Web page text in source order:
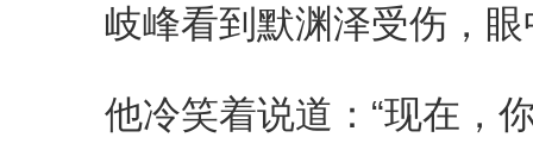
岐峰看到默渊泽受伤，眼
他冷笑着说道：“现在，你